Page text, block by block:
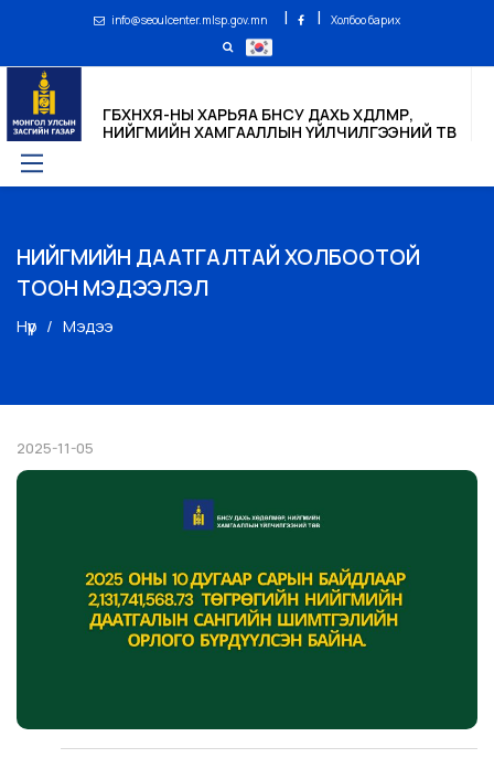
info@seoulcenter.mlsp.gov.mn | | Холбоо барих
ГБХНХЯ-НЫ ХАРЬЯА БНСУ ДАХЬ ХӨДӨЛМӨР,
НИЙГМИЙН ХАМГААЛЛЫН ҮЙЛЧИЛГЭЭНИЙ ТӨВ
НИЙГМИЙН ДААТГАЛТАЙ ХОЛБООТОЙ
ТООН МЭДЭЭЛЭЛ
Нүүр Мэдээ
2025-11-05